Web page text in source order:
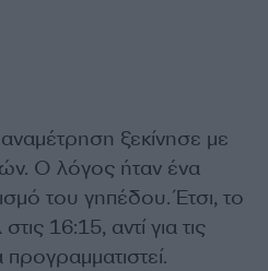
ξεκίνησε με
Ο λόγος ήταν ένα
του γηπέδου. Έτσι, το
16:15, αντί για τις